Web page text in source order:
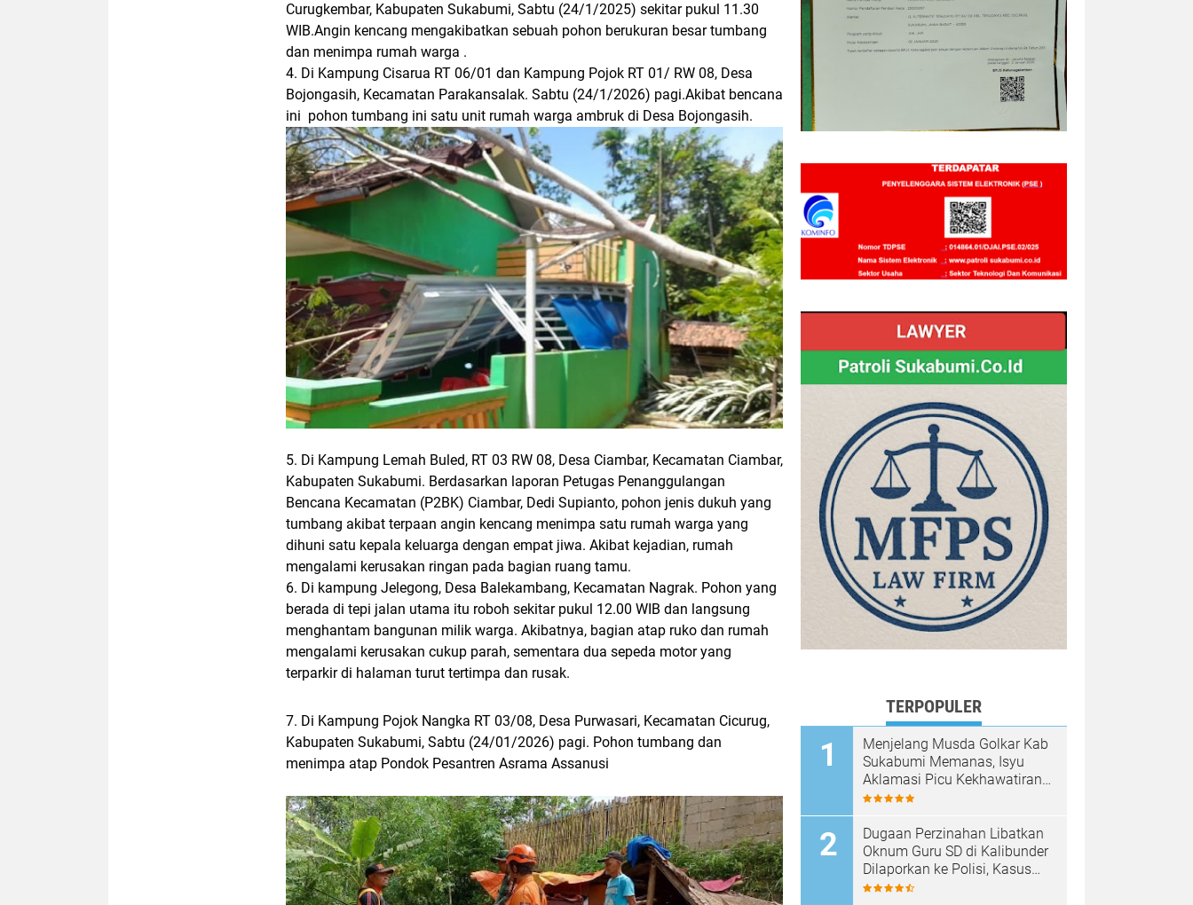
Curugkembar, Kabupaten Sukabumi, Sabtu (24/1/2025) sekitar pukul 11.30
WIB.Angin kencang mengakibatkan sebuah pohon berukuran besar tumbang
dan menimpa rumah warga .
4. Di Kampung Cisarua RT 06/01 dan Kampung Pojok RT 01/ RW 08, Desa
Bojongasih, Kecamatan Parakansalak. Sabtu (24/1/2026) pagi.Akibat bencana
ini pohon tumbang ini satu unit rumah warga ambruk di Desa Bojongasih.
5. Di Kampung Lemah Buled, RT 03 RW 08, Desa Ciambar, Kecamatan Ciambar,
Kabupaten Sukabumi. Berdasarkan laporan Petugas Penanggulangan
Bencana Kecamatan (P2BK) Ciambar, Dedi Supianto, pohon jenis dukuh yang
tumbang akibat terpaan angin kencang menimpa satu rumah warga yang
dihuni satu kepala keluarga dengan empat jiwa. Akibat kejadian, rumah
mengalami kerusakan ringan pada bagian ruang tamu.
6. Di kampung Jelegong, Desa Balekambang, Kecamatan Nagrak. Pohon yang
berada di tepi jalan utama itu roboh sekitar pukul 12.00 WIB dan langsung
menghantam bangunan milik warga. Akibatnya, bagian atap ruko dan rumah
mengalami kerusakan cukup parah, sementara dua sepeda motor yang
terparkir di halaman turut tertimpa dan rusak.
7. Di Kampung Pojok Nangka RT 03/08, Desa Purwasari, Kecamatan Cicurug,
Kabupaten Sukabumi, Sabtu (24/01/2026) pagi. Pohon tumbang dan
menimpa atap Pondok Pesantren Asrama Assanusi
TERPOPULER
Menjelang Musda Golkar Kab
Sukabumi Memanas, Isyu
Aklamasi Picu Kekhawatiran
Melemahnya Demokrasi
Dugaan Perzinahan Libatkan
Oknum Guru SD di Kalibunder
Dilaporkan ke Polisi, Kasus
Ditangani Satreskrim Polres